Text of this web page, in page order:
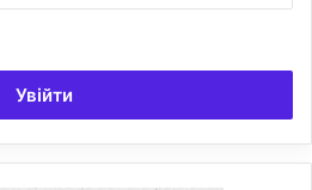
Увійти